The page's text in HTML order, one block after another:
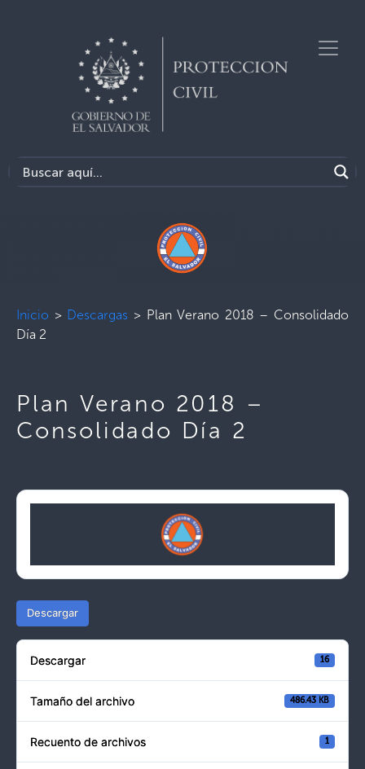
Inicio > Descargas > Plan Verano 2018 – Consolidado
Día 2
Plan Verano 2018 –
Consolidado Día 2
Descargar
Descargar 16
Tamaño del archivo 486.43 KB
Recuento de archivos 1